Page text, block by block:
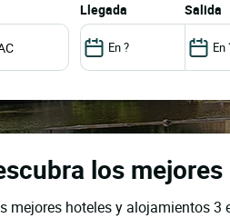
llegada salida
los
mejores hoteles y alojamientos 3